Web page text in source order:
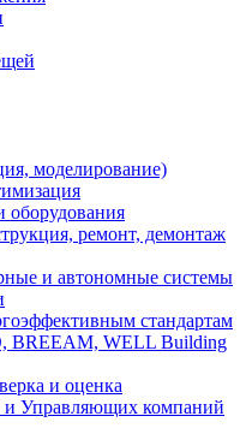
моделирование)
оборудования
ремонт, демонтаж
и автономные системы
стандартам
BREEAM, WELL Building
и оценка
Управляющих компаний